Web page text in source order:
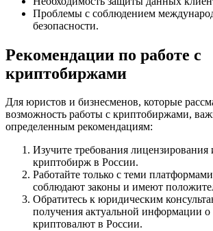
Проблемы с соблюдением
безопасности.
Рекомендации по работе с
криптобиржами
Для юристов и бизнесменов, которые
возможность работы с криптобиржами,
определенным рекомендациям:
Изучите требования
криптобирж в России.
Работайте только с теми
соблюдают законы и имеют
Обратитесь к юридическим
получения актуальной информации о
криптовалют в России.